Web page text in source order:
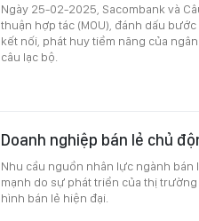
Ngày 25-02-2025, Sacombank và
thuận hợp tác (MOU), đánh dấu
kết nối, phát huy tiềm năng của
câu lạc bộ.
Doanh nghiệp bán lẻ chủ
Nhu cầu nguồn nhân lực ngành bán
mạnh do sự phát triển của thị
hình bán lẻ hiện đại.